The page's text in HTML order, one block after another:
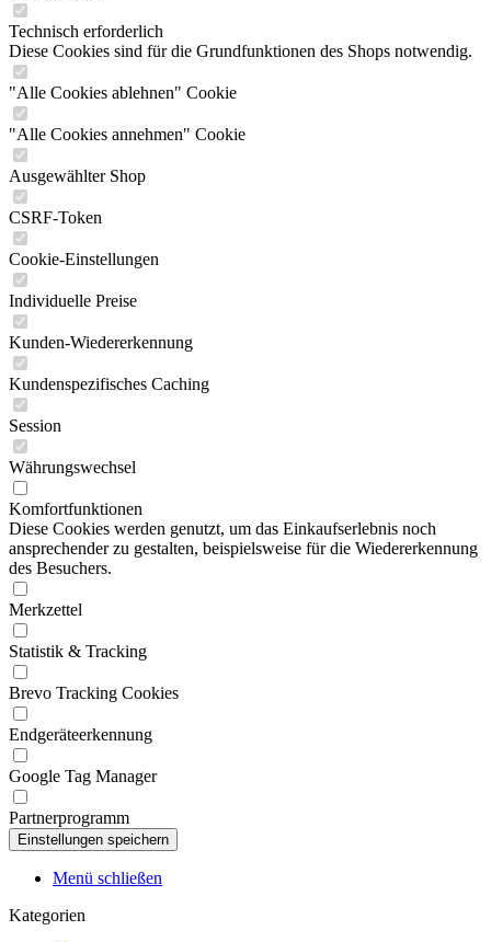
Technisch erforderlich
Diese Cookies sind für die Grundfunktionen des Shops notwendig.
"Alle Cookies ablehnen" Cookie
"Alle Cookies annehmen" Cookie
Ausgewählter Shop
CSRF-Token
Cookie-Einstellungen
Individuelle Preise
Kunden-Wiedererkennung
Kundenspezifisches Caching
Session
Währungswechsel
Komfortfunktionen
Diese Cookies werden genutzt, um das Einkaufserlebnis noch
ansprechender zu gestalten, beispielsweise für die Wiedererkennung
des Besuchers.
Merkzettel
Statistik & Tracking
Brevo Tracking Cookies
Endgeräteerkennung
Google Tag Manager
Partnerprogramm
Menü schließen
Kategorien